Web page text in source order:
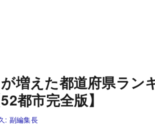
が増えた都道府県ラン
都市完全版】
: 副編集長